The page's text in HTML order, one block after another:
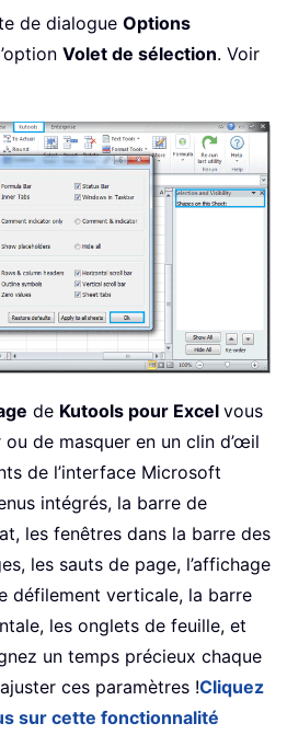
de dialogue Options
Volet de sélection. Voir
de Kutools pour Excel vous
de masquer en un clin d’œil
de l’interface Microsoft
intégrés, la barre de
les fenêtres dans la barre des
les sauts de page, l’affichage
défilement verticale, la barre
les onglets de feuille, et
un temps précieux chaque
ces paramètres !Cliquez
sur cette fonctionnalité